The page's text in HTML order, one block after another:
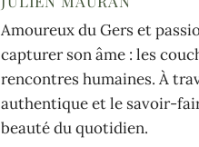
Amoureux du Gers et
capturer son âme : les
rencontres humaines. À
authentique et le savoir-
beauté du quotidien.